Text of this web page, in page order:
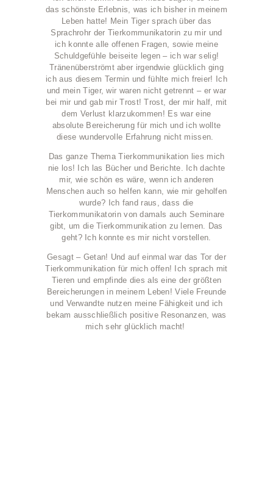
das schönste Erlebnis, was ich bisher in meinem
Leben hatte! Mein Tiger sprach über das
Sprachrohr der Tierkommunikatorin zu mir und
ich konnte alle offenen Fragen, sowie meine
Schuldgefühle beiseite legen – ich war selig!
Tränenüberströmt aber irgendwie glücklich ging
ich aus diesem Termin und fühlte mich freier! Ich
und mein Tiger, wir waren nicht getrennt – er war
bei mir und gab mir Trost! Trost, der mir half, mit
dem Verlust klarzukommen! Es war eine
absolute Bereicherung für mich und ich wollte
diese wundervolle Erfahrung nicht missen.
Das ganze Thema Tierkommunikation lies mich
nie los! Ich las Bücher und Berichte. Ich dachte
mir, wie schön es wäre, wenn ich anderen
Menschen auch so helfen kann, wie mir geholfen
wurde? Ich fand raus, dass die
Tierkommunikatorin von damals auch Seminare
gibt, um die Tierkommunikation zu lernen. Das
geht? Ich konnte es mir nicht vorstellen.
Gesagt – Getan! Und auf einmal war das Tor der
Tierkommunikation für mich offen! Ich sprach mit
Tieren und empfinde dies als eine der größten
Bereicherungen in meinem Leben! Viele Freunde
und Verwandte nutzen meine Fähigkeit und ich
bekam ausschließlich positive Resonanzen, was
mich sehr glücklich macht!